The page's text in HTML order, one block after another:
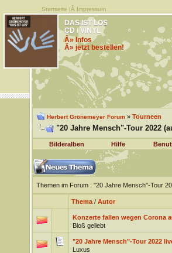
Startseite |Â Impressum
DAS IST LOS
CD / VINYL
Â» Infos
Â» jetzt bestellen!
Herbert Grönemeyer Forum» Tourneen
"20 Jahre Mensch"-Tour 2022
Bilderalben Hilfe
Themen im Forum: "20 Jahre Mensch"-Tour
Thema/ Autor
Konzerte fallen wegen Corona
Bloß geliebt
"20 Jahre Mensch"-Tour 2022
Luxus